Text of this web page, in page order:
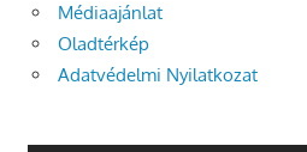
Médiaajánlat
Oladtérkép
Adatvédelmi Nyilatkozat